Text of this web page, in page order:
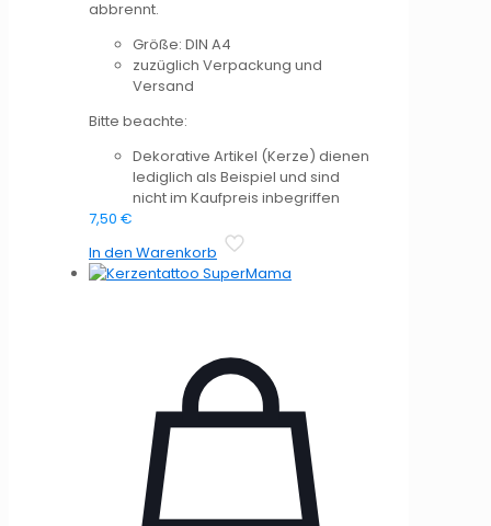
abbrennt.
Größe: DIN A4
zuzüglich Verpackung und
Versand
Bitte beachte:
Dekorative Artikel (Kerze) dienen
lediglich als Beispiel und sind
nicht im Kaufpreis inbegriffen
7,50 €
In den Warenkorb